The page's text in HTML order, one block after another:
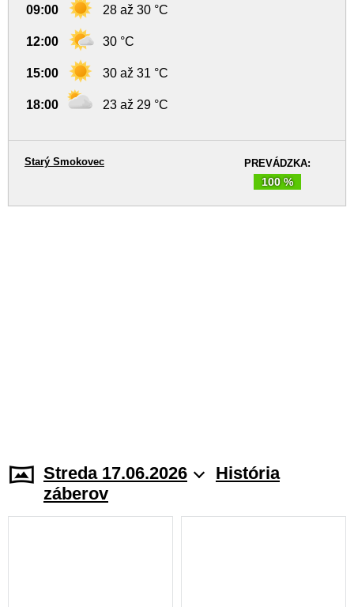
09:00 28 až 30 °C
12:00 30 °C
15:00 30 až 31 °C
18:00 23 až 29 °C
PREVÁDZKA:
100 %
Starý Smokovec
Streda 17.06.2026
História
záberov